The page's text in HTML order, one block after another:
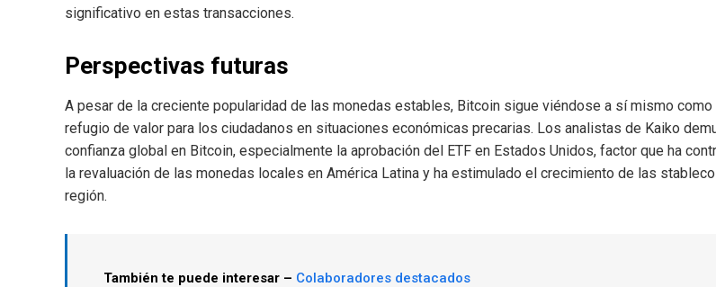
significativo en estas transacciones.
Perspectivas futuras
A pesar de la creciente popularidad de las monedas estables, Bitcoin sigue viéndose a sí mismo como
refugio de valor para los ciudadanos en situaciones económicas precarias. Los analistas de Kaiko
confianza global en Bitcoin, especialmente la aprobación del ETF en Estados Unidos, factor que ha
la revaluación de las monedas locales en América Latina y ha estimulado el crecimiento de las
región.
También te puede interesar – Colaboradores destacados